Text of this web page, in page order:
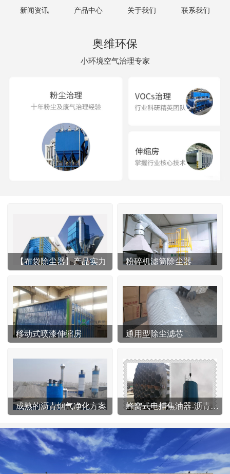
新闻资讯 产品中心 关于我们 联系我们
奥维环保
小环境空气治理专家
【布袋除尘器】产品实力 粉碎机滤筒除尘器
移动式喷漆伸缩房 通用型除尘滤芯
成熟的沥青烟气净化方案 蜂窝式电捕焦油器-沥青站专用